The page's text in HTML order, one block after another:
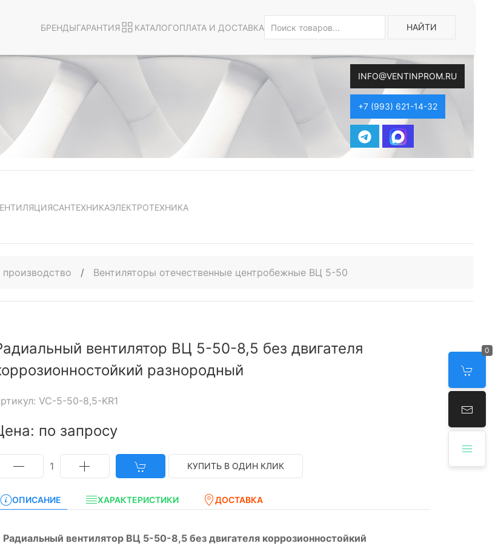
БРЕНДЫГАРАНТИЯ КАТАЛОГОПЛАТА И ДОСТАВКА НАЙТИ
INFO@VENTINPROM.RU
+7 (993) 621-14-32
0
САНТЕХНИКАЭЛЕКТРОТЕХНИКА
/ Вентиляторы отечественные центробежные ВЦ 5-50
вентилятор ВЦ 5-50-8,5 без двигателя
разнородный
VC-5-50-8,5-KR1
по запросу
1 КУПИТЬ В ОДИН КЛИК
ОПИСАНИЕ ХАРАКТЕРИСТИКИ ДОСТАВКА
Радиальный вентилятор ВЦ 5-50-8,5 без двигателя коррозионностойкий